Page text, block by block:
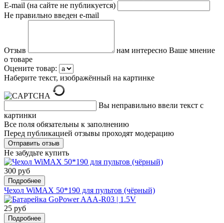
E-mail (на сайте не публикуется)
Не правильно введен e-mail
Отзыв
нам интересно Ваше мнение
о товаре
Оцените товар:
Наберите текст, изображённый на картинке
Вы неправильно ввели текст с
картинки
Все поля обязательны к заполнению
Перед публикацией отзывы проходят модерацию
Не забудьте купить
300 руб
Подробнее
Чехол WiMAX 50*190 для пультов (чёрный)
25 руб
Подробнее